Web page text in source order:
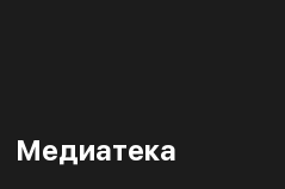
Медиатека